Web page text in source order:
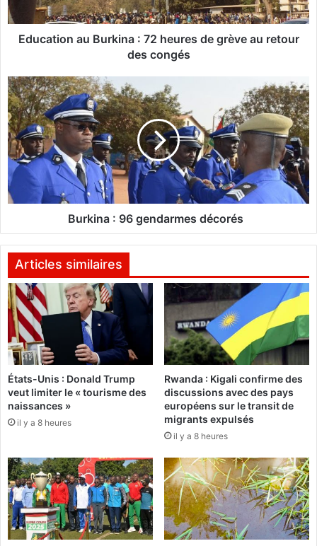
o
n
u
r
k
i
n
a
:
7
2
e
u
e
s
d
e
g
r
v
e
a
u
t
o
u
r
d
e
Education au Burkina : 72 heures de grève au retour
des congés
B
u
r
k
i
n
a
:
9
g
e
d
a
r
m
e
s
é
c
o
r
s
Burkina : 96 gendarmes décorés
Articles similaires
États-Unis : Donald Trump
veut limiter le « tourisme des
naissances »
il y a 8 heures
Rwanda : Kigali confirme des
discussions avec des pays
européens sur le transit de
migrants expulsés
il y a 8 heures